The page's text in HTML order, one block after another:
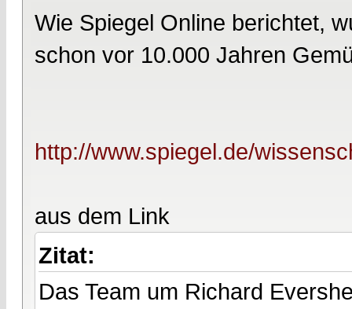
Wie Spiegel Online berichtet,
schon vor 10.000 Jahren
http://www.spiegel.de/
aus dem Link
Zitat:
Das Team um Richard